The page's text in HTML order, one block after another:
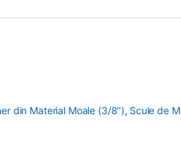
din Material Moale (3/8″), Scule de